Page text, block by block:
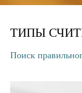
ТИПЫ
Поиск